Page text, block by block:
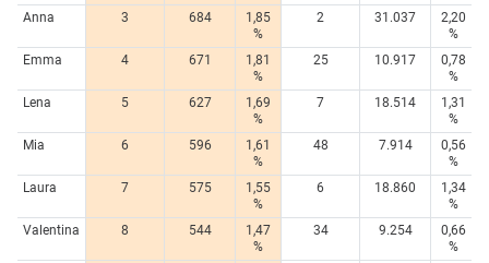
Anna
3 684
1,85
%
2 31.037
2,20
%
Emma
4 671
1,81
%
25 10.917
0,78
%
Lena
5 627
1,69
%
7 18.514
1,31
%
Mia
6 596
1,61
%
48 7.914
0,56
%
Laura
7 575
1,55
%
6 18.860
1,34
%
Valentina
8 544
1,47
%
34 9.254
0,66
%